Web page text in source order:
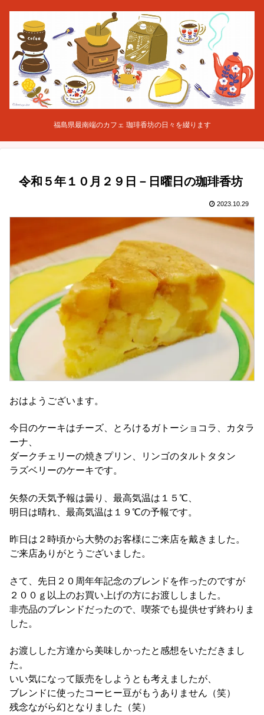
福島県最南端のカフェ 珈琲香坊の日々を綴ります
令和５年１０月２９日－日曜日の珈琲香坊
2023.10.29
おはようございます。
今日のケーキはチーズ、とろけるガトーショコラ、カタラ
ーナ、
ダークチェリーの焼きプリン、リンゴのタルトタタン
ラズベリーのケーキです。
矢祭の天気予報は曇り、最高気温は１５℃、
明日は晴れ、最高気温は１９℃の予報です。
昨日は２時頃から大勢のお客様にご来店を戴きました。
ご来店ありがとうございました。
さて、先日２０周年年記念のブレンドを作ったのですが
２００ｇ以上のお買い上げの方にお渡ししました。
非売品のブレンドだったので、喫茶でも提供せず終わりま
した。
お渡しした方達から美味しかったと感想をいただきまし
た。
いい気になって販売をしようとも考えましたが、
ブレンドに使ったコーヒー豆がもうありません（笑）
残念ながら幻となりました（笑）